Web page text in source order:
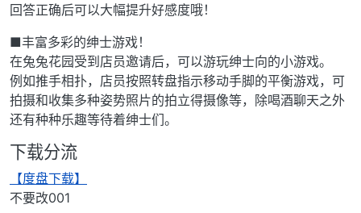
回答正确后可以大幅提升好感度哦！
■丰富多彩的绅士游戏！
在兔兔花园受到店员邀请后，可以游玩绅士向的小游戏。
例如推手相扑，店员按照转盘指示移动手脚的平衡游戏，可
拍摄和收集多种姿势照片的拍立得摄像等，除喝酒聊天之外
还有种种乐趣等待着绅士们。
下载分流
【度盘下载】
不要改001